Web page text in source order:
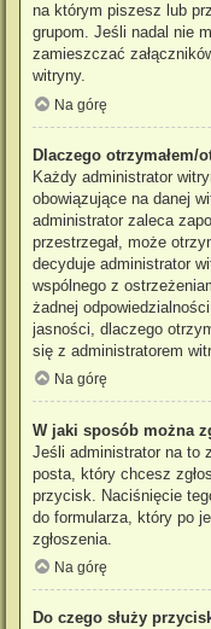
na którym piszesz lub
grupom. Jeśli nadal nie
zamieszczać
witryny.
Na górę
Dlaczego otrzymałem/
Każdy administrator
obowiązujące na danej
administrator zaleca
przestrzegał, może
decyduje administrator
wspólnego z
żadnej
jasności, dlaczego
się z administratorem
Na górę
W jaki sposób można
Jeśli administrator na to
posta, który chcesz
przycisk. Naciśnięcie
do formularza, który po
zgłoszenia.
Na górę
Do czego służy